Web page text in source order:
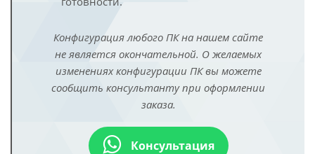
Конфигурация любого ПК на нашем сайте
не является окончательной. О желаемых
изменениях конфигурации ПК вы можете
сообщить консультанту при оформлении
заказа.
Консультация